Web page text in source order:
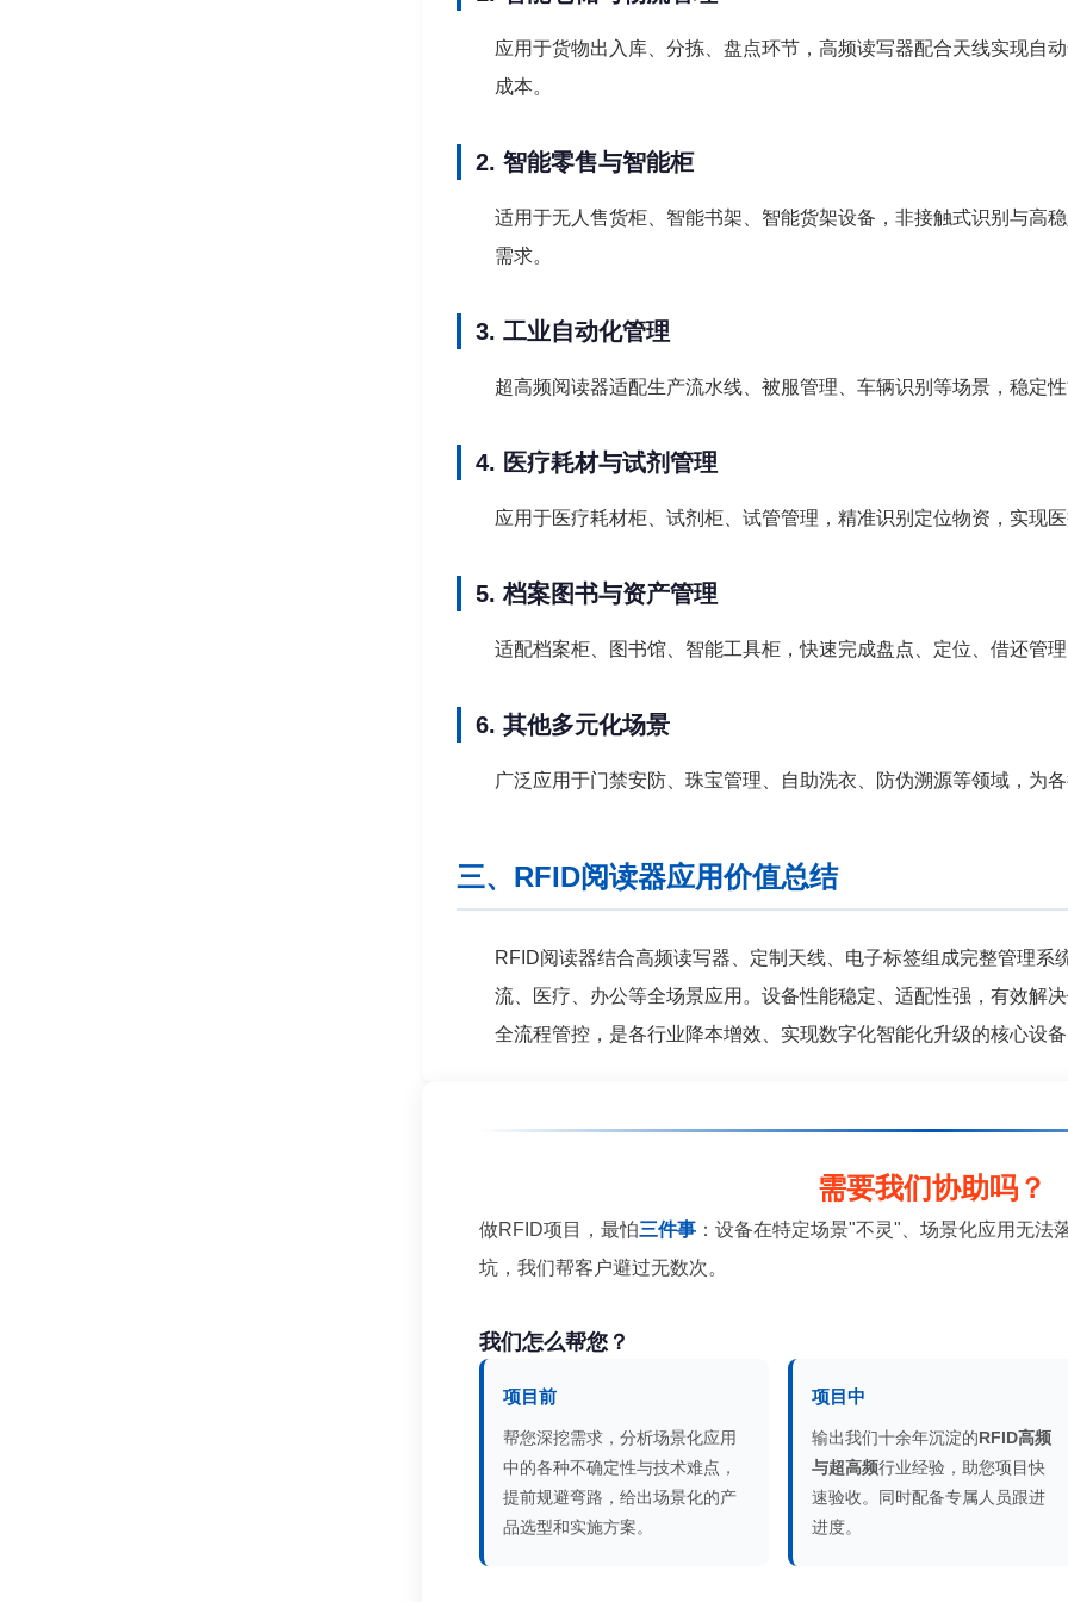
应用于货物出入库、分拣、盘点环节，高频读写器配合天线实现自
成本。
2. 智能零售与智能柜
适用于无人售货柜、智能书架、智能货架设备，非接触式识别与高
需求。
3. 工业自动化管理
超高频阅读器适配生产流水线、被服管理、车辆识别等场景，稳定
4. 医疗耗材与试剂管理
应用于医疗耗材柜、试剂柜、试管管理，精准识别定位物资，实现
5. 档案图书与资产管理
适配档案柜、图书馆、智能工具柜，快速完成盘点、定位、借还管
6. 其他多元化场景
广泛应用于门禁安防、珠宝管理、自助洗衣、防伪溯源等领域，为
三、RFID阅读器应用价值总结
RFID阅读器结合高频读写器、定制天线、电子标签组成完整管理系
流、医疗、办公等全场景应用。设备性能稳定、适配性强，有效解
全流程管控，是各行业降本增效、实现数字化智能化升级的核心设
需要我们协助吗？
做RFID项目，最怕三件事 ：设备在特定场景"不灵"、场景化应用无
坑，我们帮客户避过无数次。
我们怎么帮您？
项目前
帮您深挖需求，分析场景化应用
中的各种不确定性与技术难点，
提前规避弯路，给出场景化的产
品选型和实施方案。
项目中
输出我们十余年沉淀的RFID高频
与超高频行业经验，助您项目快
速验收。同时配备专属人员跟进
进度。